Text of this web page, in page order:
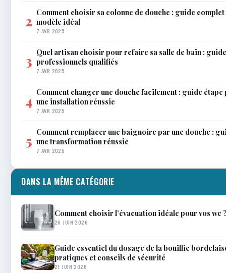
2 Comment choisir sa colonne de douche : guide
modèle idéal
7 AVR 2025
3 Quel artisan choisir pour refaire sa salle de bain :
professionnels qualifiés
7 AVR 2025
4 Comment changer une douche facilement : guide
une installation réussie
7 AVR 2025
5 Comment remplacer une baignoire par une douche :
une transformation réussie
7 AVR 2025
DANS LA MÊME CATÉGORIE
Comment choisir l’évacuation idéale pour vos wc
26 JUIN 2026
Guide essentiel du dosage de la bouillie
pratiques et conseils de sécurité
21 JUIN 2026